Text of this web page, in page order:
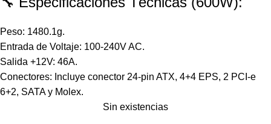
Peso: 1480.1g.
Entrada de Voltaje: 100-240V AC.
Salida +12V: 46A.
Conectores: Incluye conector 24-pin ATX, 4+4 EPS, 2 PCI-e
6+2, SATA y Molex.
Sin existencias